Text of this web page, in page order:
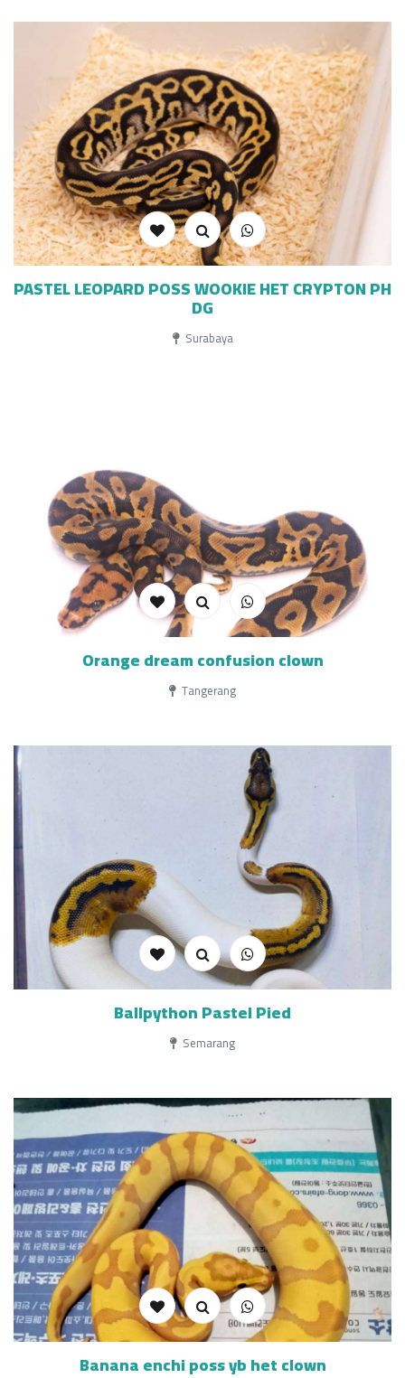
PASTEL LEOPARD POSS WOOKIE HET CRYPTON PH
DG
Surabaya
Orange dream confusion clown
Tangerang
Ballpython Pastel Pied
Semarang
Banana enchi poss yb het clown